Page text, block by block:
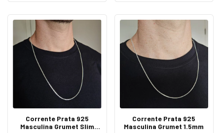
Corrente Prata 925
Masculina Grumet Slim
Corrente Prata 925
Masculina Grumet 1.5mm